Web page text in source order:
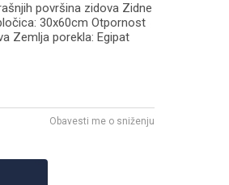
površina zidova Zidne
30x60cm Otpornost
Zemlja porekla: Egipat
Obavesti me o sniženju